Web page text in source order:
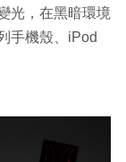
光，在黑暗環境
手機殼、iPod